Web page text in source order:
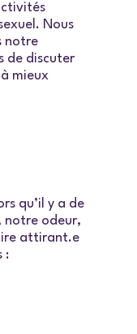
Nous
notre
de discuter
mieux
qu’il y a de
notre odeur,
attirant.e
: